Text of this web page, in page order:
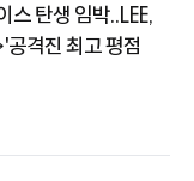
탄생 임박..LEE,
격진 최고 평점